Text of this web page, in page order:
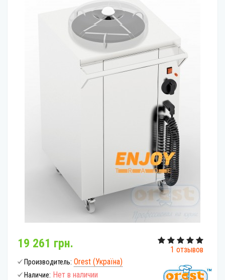
1 отзывов
19 261 грн.
Производитель: Orest (Україна)
Наличие: Нет в наличии